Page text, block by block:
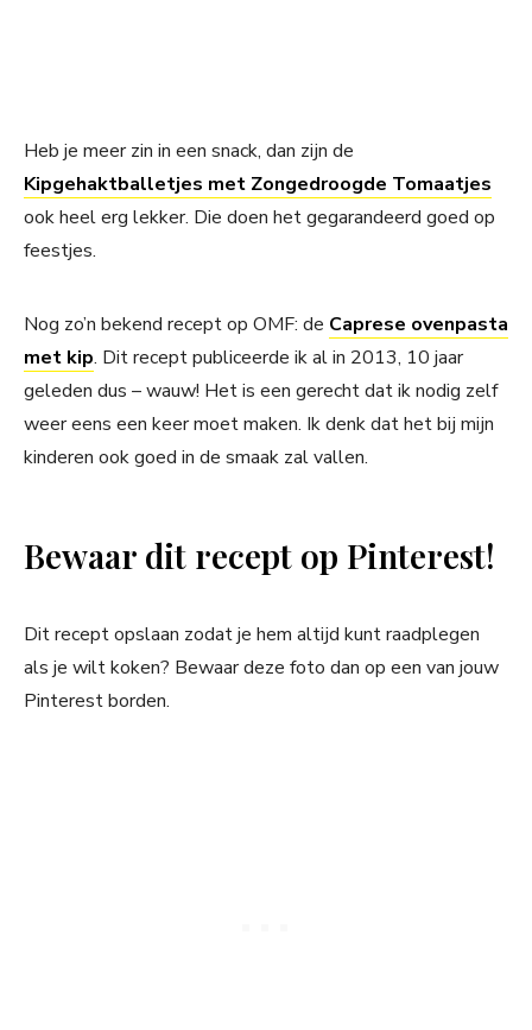
Heb je meer zin in een snack, dan zijn de
Kipgehaktballetjes met Zongedroogde Tomaatjes
ook heel erg lekker. Die doen het gegarandeerd goed op
feestjes.
Nog zo’n bekend recept op OMF: de Caprese ovenpasta
met kip. Dit recept publiceerde ik al in 2013, 10 jaar
geleden dus – wauw! Het is een gerecht dat ik nodig zelf
weer eens een keer moet maken. Ik denk dat het bij mijn
kinderen ook goed in de smaak zal vallen.
Bewaar dit recept op Pinterest!
Dit recept opslaan zodat je hem altijd kunt raadplegen
als je wilt koken? Bewaar deze foto dan op een van jouw
Pinterest borden.